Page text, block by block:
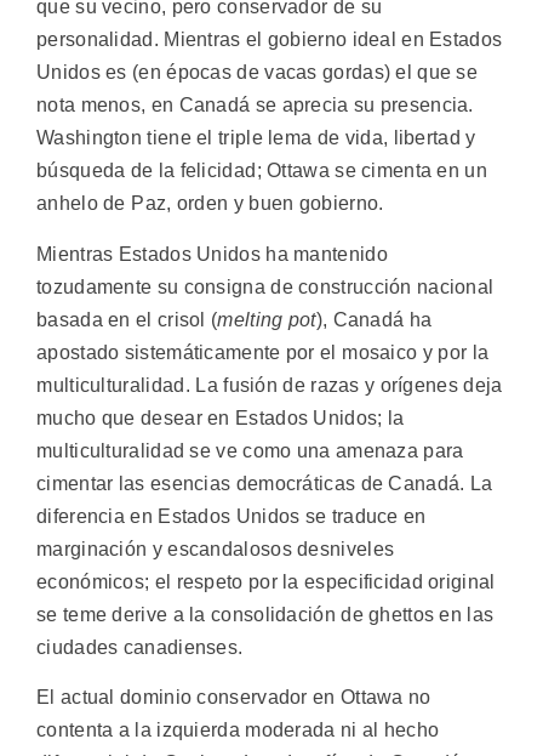
que su vecino, pero conservador de su
personalidad. Mientras el gobierno ideal en Estados
Unidos es (en épocas de vacas gordas) el que se
nota menos, en Canadá se aprecia su presencia.
Washington tiene el triple lema de vida, libertad y
búsqueda de la felicidad; Ottawa se cimenta en un
anhelo de Paz, orden y buen gobierno.
Mientras Estados Unidos ha mantenido
tozudamente su consigna de construcción nacional
basada en el crisol (melting pot), Canadá ha
apostado sistemáticamente por el mosaico y por la
multiculturalidad. La fusión de razas y orígenes deja
mucho que desear en Estados Unidos; la
multiculturalidad se ve como una amenaza para
cimentar las esencias democráticas de Canadá. La
diferencia en Estados Unidos se traduce en
marginación y escandalosos desniveles
económicos; el respeto por la especificidad original
se teme derive a la consolidación de ghettos en las
ciudades canadienses.
El actual dominio conservador en Ottawa no
contenta a la izquierda moderada ni al hecho